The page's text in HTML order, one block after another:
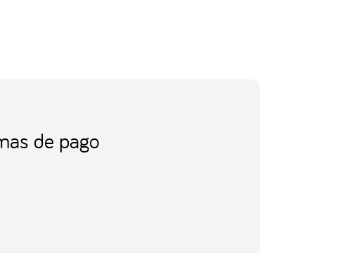
de pago